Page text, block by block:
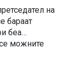
на
бараат
беа
се можните
зошто не